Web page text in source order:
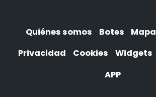
Quiénes somos Botes Mapa
Privacidad
Cookies Widgets
APP